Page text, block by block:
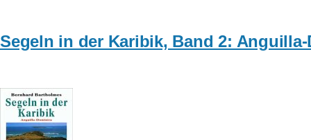
Segeln in der Karibik, Band 2: